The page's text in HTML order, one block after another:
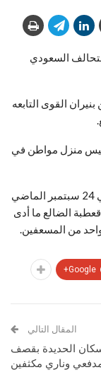
السعودي
القوى التابعه
منزل مواطن في
تجدر الإشارة إلى أن طيران التحالف استهدف في 24 سبتمبر الماضي
الضالع ما أدى
Google+
المقال التالي
الحديدة بقصف
وناري مكثفين